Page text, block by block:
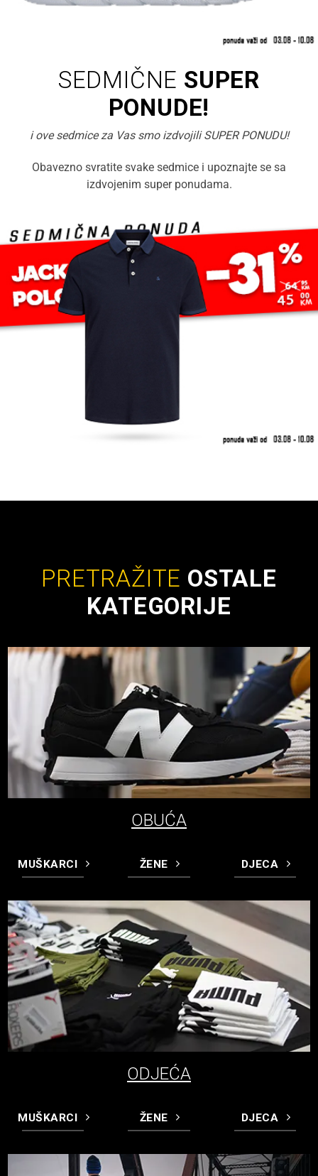
SEDMIČNE SUPER
PONUDE!
i ove sedmice za Vas smo izdvojili SUPER PONUDU!
Obavezno svratite svake sedmice i upoznajte se sa
izdvojenim super ponudama.
PRETRAŽITE OSTALE
KATEGORIJE
OBUĆA
MUŠKARCI ŽENE DJECA
ODJEĆA
MUŠKARCI ŽENE DJECA